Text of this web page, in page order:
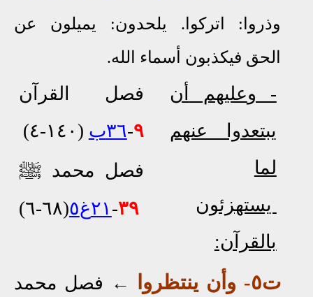
وذروا: اتركوا. يلحدون: يميلون عن
الحق فيكذبون أسماء الله.
- وعليهم
أن
يبتعدوا عنهم
لما
يستهزئون
بالقرآن:
فصل القرآن
٩-٣٦ب
(١٤٠-٤)
فصل محمدﷺ
٣٩- ٢١غ٥ (٦٨-٦)
ت٥- وأن ينتظروا ← فصل محمد